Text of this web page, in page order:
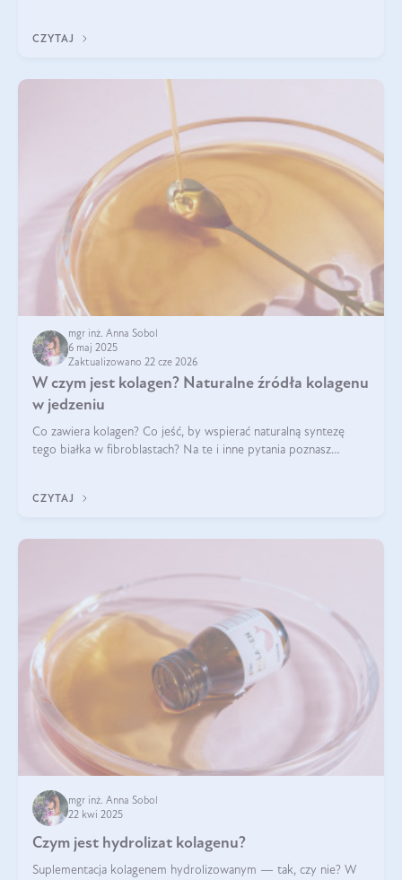
CZYTAJ
mgr inż. Anna Sobol
6 maj 2025
Zaktualizowano 22 cze 2026
W czym jest kolagen? Naturalne źródła kolagenu
w jedzeniu
Co zawiera kolagen? Co jeść, by wspierać naturalną syntezę
tego białka w fibroblastach? Na te i inne pytania poznasz
CZYTAJ
mgr inż. Anna Sobol
22 kwi 2025
Czym jest hydrolizat kolagenu?
Suplementacja kolagenem hydrolizowanym — tak, czy nie? W